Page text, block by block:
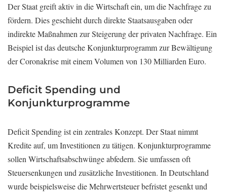
Der Staat greift aktiv in die Wirtschaft ein, um die Nachfrage zu
fördern. Dies geschieht durch direkte Staatsausgaben oder
indirekte Maßnahmen zur Steigerung der privaten Nachfrage. Ein
Beispiel ist das deutsche Konjunkturprogramm zur Bewältigung
der Coronakrise mit einem Volumen von 130 Milliarden Euro.
Deficit Spending und
Konjunkturprogramme
Deficit Spending ist ein zentrales Konzept. Der Staat nimmt
Kredite auf, um Investitionen zu tätigen. Konjunkturprogramme
sollen Wirtschaftsabschwünge abfedern. Sie umfassen oft
Steuersenkungen und zusätzliche Investitionen. In Deutschland
wurde beispielsweise die Mehrwertsteuer befristet gesenkt und